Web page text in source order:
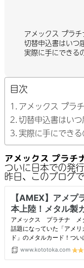
アメックス プラ
切替申込書はいつ
実際に手にできる
目次
アメックス プラ
切替申込書はいつ
実際に手にできる
アメックス プラチ
ついに日本での発
昨日、このブログ